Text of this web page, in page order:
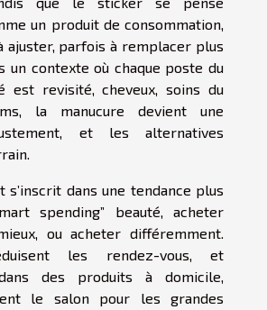
un produit de consommation,
ajuster, parfois à remplacer plus
un contexte où chaque poste du
est revisité, cheveux, soins du
la manucure devient une
et les alternatives
s’inscrit dans une tendance plus
spending” beauté, acheter
ou acheter différemment.
les rendez-vous, et
des produits à domicile,
le salon pour les grandes